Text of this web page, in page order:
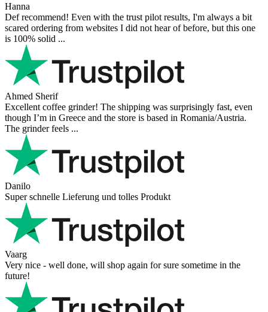
Hanna
Def recommend! Even with the trust pilot results, I'm always a bit
scared ordering from websites I did not hear of before, but this one
is 100% solid ...
Ahmed Sherif
Excellent coffee grinder! The shipping was surprisingly fast, even
though I’m in Greece and the store is based in Romania/Austria.
The grinder feels ...
Danilo
Super schnelle Lieferung und tolles Produkt
Vaarg
Very nice - well done, will shop again for sure sometime in the
future!